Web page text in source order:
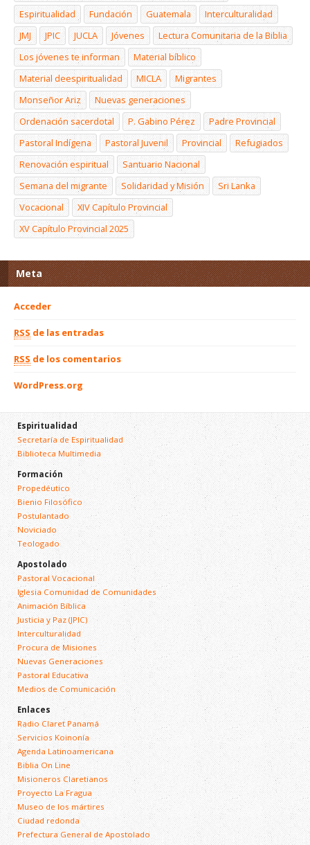
Espiritualidad
Fundación Guatemala
Interculturalidad
JMJ
JPIC JUCLA Jóvenes
Lectura Comunitaria de la Biblia
Los jóvenes te informan
Material bíblico
Material deespiritualidad
MICLA
Migrantes
Monseñor Ariz
Nuevas generaciones
Ordenación sacerdotal
P. Gabino Pérez
Padre Provincial
Pastoral Indígena
Pastoral Juvenil Provincial
Refugiados
Renovación espiritual
Santuario Nacional
Semana del migrante
Solidaridad y Misión
Sri Lanka
Vocacional
XIV Capítulo Provincial
XV Capítulo Provincial 2025
Meta
Acceder
RSS de las entradas
RSS de los comentarios
WordPress.org
Espiritualidad
Secretaría de Espiritualidad
Biblioteca Multimedia
Formación
Propedéutico
Bienio Filosófico
Postulantado
Noviciado
Teologado
Apostolado
Pastoral Vocacional
Iglesia Comunidad de Comunidades
Animación Bíblica
Justicia y Paz (JPIC)
Interculturalidad
Procura de Misiones
Nuevas Generaciones
Pastoral Educativa
Medios de Comunicación
Enlaces
Radio Claret Panamá
Servicios Koinonía
Agenda Latinoamericana
Biblia On Line
Misioneros Claretianos
Proyecto La Fragua
Museo de los mártires
Ciudad redonda
Prefectura General de Apostolado